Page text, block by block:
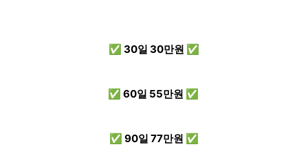
✅ 30일 30만원 ✅
✅ 60일 55만원 ✅
✅ 90일 77만원 ✅